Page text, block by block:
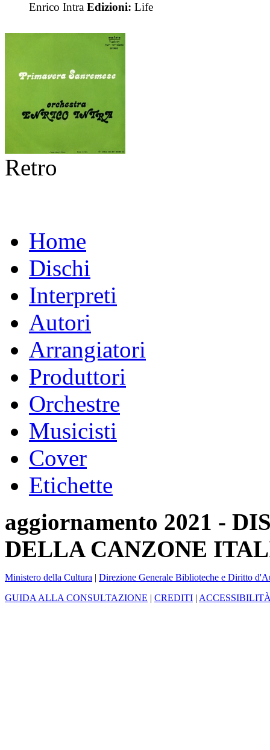
Enrico Intra Edizioni: Life
Retro
Home
Dischi
Interpreti
Autori
Arrangiatori
Produttori
Orchestre
Musicisti
Cover
Etichette
aggiornamento 2021 -
DELLA CANZONE
Ministero della Cultura | Direzione Generale Biblioteche e Diritto
GUIDA ALLA CONSULTAZIONE | CREDITI |